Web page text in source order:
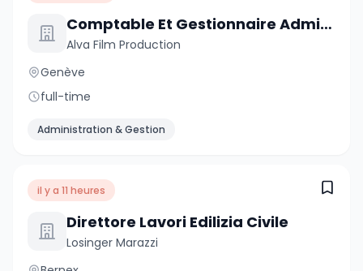
Comptable Et Gestionnaire Administratif
Alva Film Production
Genève
full-time
Administration & Gestion
il y a 11 heures
Direttore Lavori Edilizia Civile
Losinger Marazzi